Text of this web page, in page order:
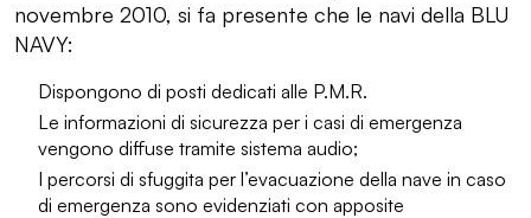
novembre 2010, si fa presente che le navi della BLU
NAVY:
Dispongono di posti dedicati alle P.M.R.
Le informazioni di sicurezza per i casi di emergenza
vengono diffuse tramite sistema audio;
I percorsi di sfuggita per l’evacuazione della nave in caso
di emergenza sono evidenziati con apposite